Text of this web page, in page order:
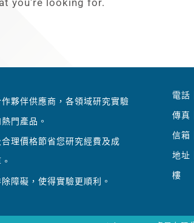
you're looking for.
夥伴供應商，各領域研究實驗
門產品。
理價格節省您研究經費及成
障礙，使得實驗更順利。
電話
傳真
信箱
地址
樓